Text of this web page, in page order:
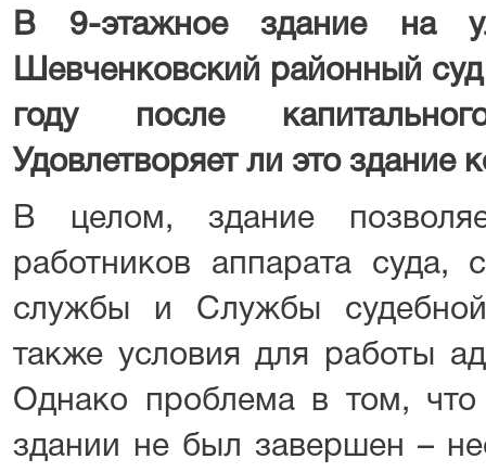
В 9-этажное здание на
Шевченковский районный
году после
Удовлетворяет ли это здание
В целом, здание
работников аппарата суда,
службы и Службы
также условия для работы
Однако проблема в том,
здании не был завершен –